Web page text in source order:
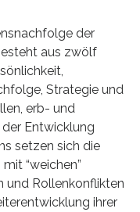
der
aus zwölf
Strategie und
erb- und
Entwicklung
setzen sich die
“weichen”
und Rollenkonflikten
ihrer